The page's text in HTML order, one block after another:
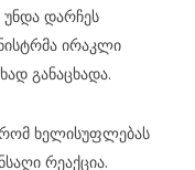
დარჩეს
ირაკლი
განაცხადა.
რომ ხელისუფლებას
რეაქცია.